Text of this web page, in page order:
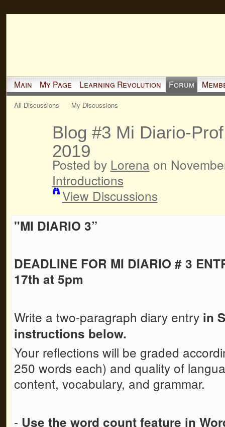
Main My Page Learning Revolution Forum
All Discussions My Discussions
Blog #3 Mi Diario-
2019
Posted by Lorena on
Introductions
View Discussions
"MI DIARIO 3”
DEADLINE FOR MI DIARIO # 3
17th at 5pm
Write a two-paragraph diary entry in
instructions below.
Your reflections will be graded
250 words each) and quality of
content, vocabulary, and grammar.
- Use the word count feature in